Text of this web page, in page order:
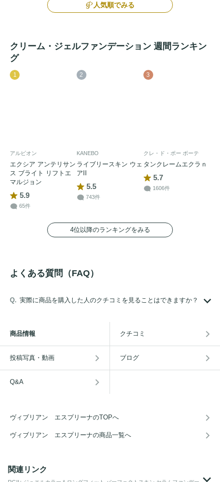
人気順でみる
クリーム・ジェルファンデーション 週間ランキン
グ
1
アルビオン
エクシア アンテリサン
ス ブライト リフトエ
マルジョン
5.9
65件
2
KANEBO
ライブリースキン ウェ
アII
5.5
743件
3
クレ・ド・ポー ボーテ
タンクレームエクラｎ
5.7
1606件
4位以降のランキングをみる
よくある質問（FAQ）
実際に商品を購入した人のクチコミを見ることはできますか？
商品情報 クチコミ
投稿写真・動画 ブログ
Q&A
ヴィブリアン エスプリーナのTOPへ
ヴィブリアン エスプリーナの商品一覧へ
関連リンク